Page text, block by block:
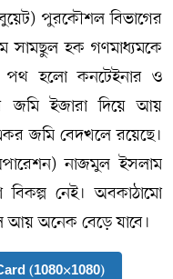
পুরকৌশল বিভাগের
সামছুল হক গণমাধ্যমকে
পথ হলো কনটেইনার ও
জমি ইজারা দিয়ে আয়
জমি বেদখলে রয়েছে।
নাজমুল ইসলাম
নেই। অবকাঠামো
আয় অনেক বেড়ে যাবে।
(1080×1080)